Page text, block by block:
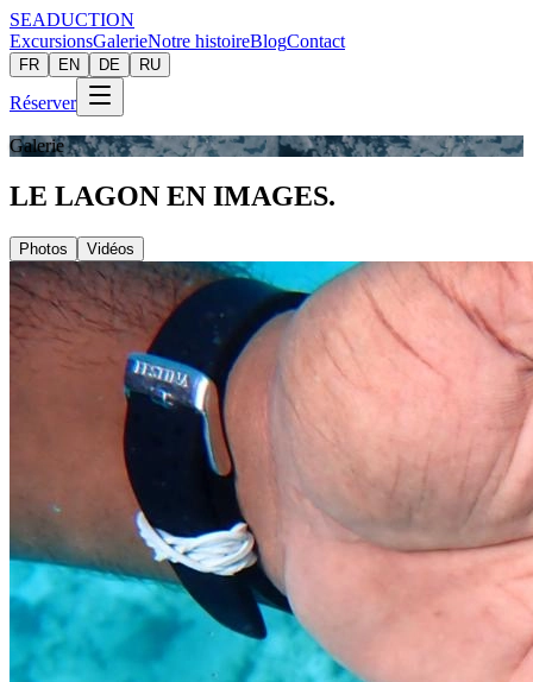
SEADUCTION
ExcursionsGalerieNotre histoireBlogContact
FR EN DE RU
Réserver
Galerie
LE LAGON EN IMAGES.
Photos Vidéos